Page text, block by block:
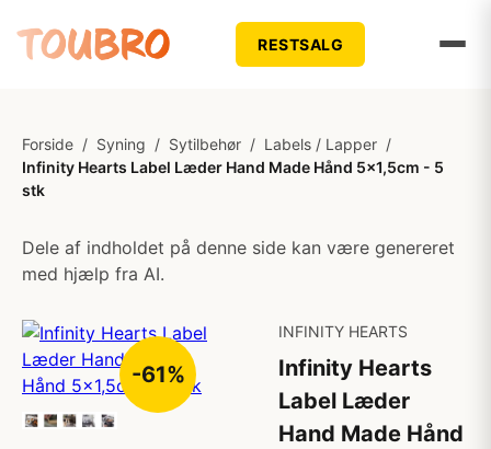
RESTSALG
Forside / Syning / Sytilbehør / Labels / Lapper /
Infinity Hearts Label Læder Hand Made Hånd 5x1,5cm - 5
stk
Dele af indholdet på denne side kan være genereret
med hjælp fra AI.
-61%
INFINITY HEARTS
Infinity Hearts
Label Læder
Hand Made Hånd